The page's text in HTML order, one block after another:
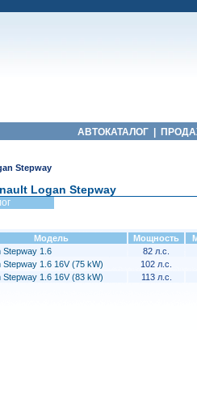
АВТОКАТАЛОГ
Stepway
Logan Stepway
Модель Мощность
Stepway 1.6
82 л.с.
Stepway 1.6 16V (75 kW)
102 л.с.
Stepway 1.6 16V (83 kW)
113 л.с.